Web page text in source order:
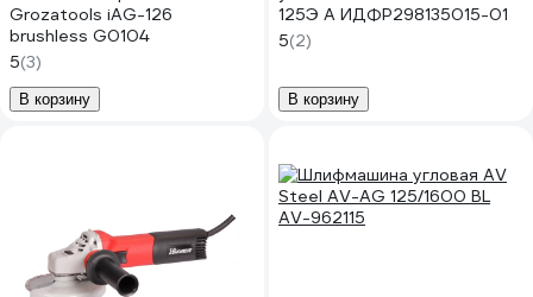
Grozatools iAG-126
brushless G0104
5(3)
В корзину
125Э А ИДФР298135015-01
5(2)
В корзину